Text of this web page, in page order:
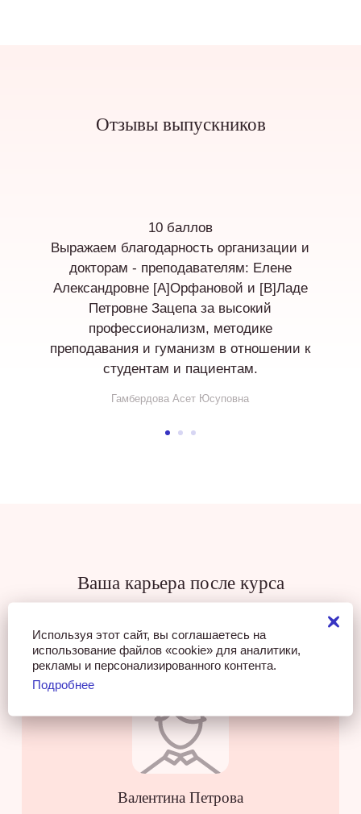
Отзывы выпускников
10 баллов
Выражаем благодарность организации и
докторам - преподавателям: Елене
Александровне [А]Орфановой и [В]Ладе
Петровне Зацепа за высокий
профессионализм, методике
преподавания и гуманизм в отношении к
студентам и пациентам.
Гамбердова Асет Юсуповна
Ваша карьера после курса
Валентина Петрова
Используя этот сайт, вы соглашаетесь на
использование файлов «cookie» для аналитики,
рекламы и персонализированного контента.
Подробнее